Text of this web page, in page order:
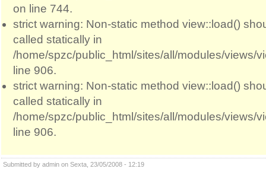
on line 744.
strict warning: Non-static method view::load()
called statically in
/home/spzc/public_html/sites/all/modules/views/
line 906.
strict warning: Non-static method view::load()
called statically in
/home/spzc/public_html/sites/all/modules/views/
line 906.
Submitted by admin on Sexta, 23/05/2008 - 12:19